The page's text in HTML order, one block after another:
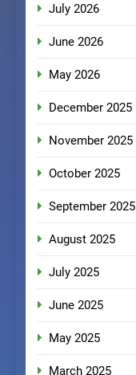
July 2026
June 2026
May 2026
December 2025
November 2025
October 2025
September 2025
August 2025
July 2025
June 2025
May 2025
March 2025